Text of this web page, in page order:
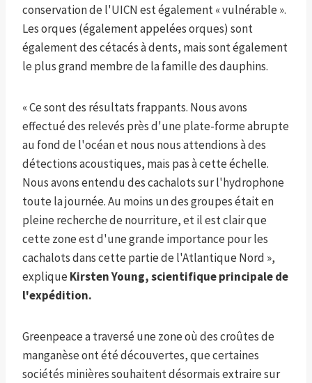
conservation de l'UICN est également « vulnérable ».
Les orques (également appelées orques) sont
également des cétacés à dents, mais sont également
le plus grand membre de la famille des dauphins.
« Ce sont des résultats frappants. Nous avons
effectué des relevés près d'une plate-forme abrupte
au fond de l'océan et nous nous attendions à des
détections acoustiques, mais pas à cette échelle.
Nous avons entendu des cachalots sur l'hydrophone
toute la journée. Au moins un des groupes était en
pleine recherche de nourriture, et il est clair que
cette zone est d'une grande importance pour les
cachalots dans cette partie de l'Atlantique Nord »,
explique Kirsten Young, scientifique principale de
l'expédition.
Greenpeace a traversé une zone où des croûtes de
manganèse ont été découvertes, que certaines
sociétés minières souhaitent désormais extraire sur